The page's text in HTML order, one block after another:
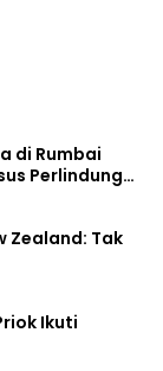
di Rumbai
Perlindungan
Zealand: Tak
Ikuti